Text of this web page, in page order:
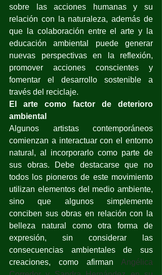
sobre las acciones humanas y su
relación con la naturaleza, además de
que la colaboración entre el arte y la
educación ambiental puede generar
nuevas perspectivas en la reflexión,
promover acciones conscientes y
fomentar el desarrollo sostenible a
través del reciclaje.
El arte como factor de deterioro
ambiental
Algunos artistas contemporáneos
comienzan a interactuar con el entorno
natural, al incorporarlo como parte de
sus obras. Debe destacarse que no
todos los pioneros de este movimiento
utilizan elementos del medio ambiente,
sino que algunos simplemente
conciben sus obras en relación con la
belleza natural como otra forma de
expresión, sin considerar las
consecuencias ambientales de sus
creaciones, como afirman Angélica